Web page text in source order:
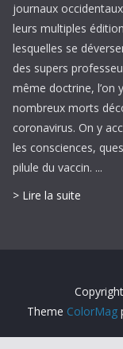
journaux
leurs multiples
lesquelles se
des supers
même doctrine, l’on
nombreux morts
coronavirus. On y
les consciences,
pilule du vaccin. ...
> Lire la suite
Theme ColorMag